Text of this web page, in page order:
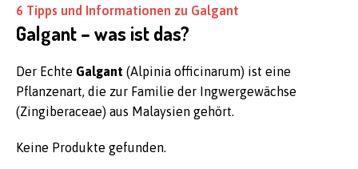
6 Tipps und Informationen zu Galgant
Galgant – was ist das?
Der Echte Galgant (Alpinia officinarum) ist eine
Pflanzenart, die zur Familie der Ingwergewächse
(Zingiberaceae) aus Malaysien gehört.
Keine Produkte gefunden.